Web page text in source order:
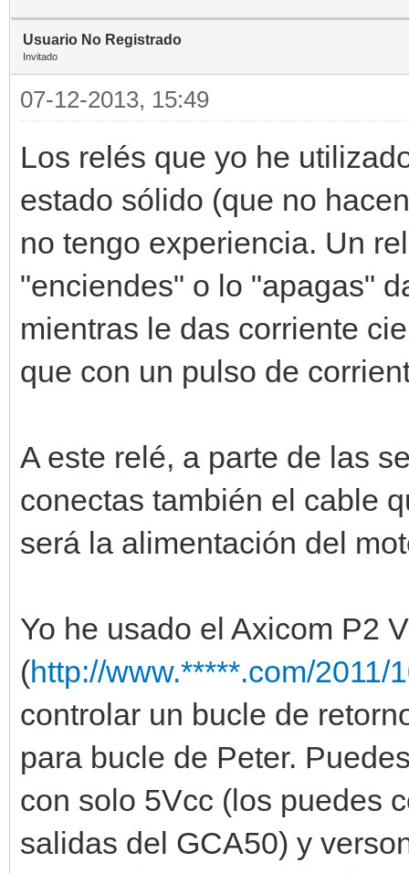
Usuario No Registrado
Invitado
07-12-2013, 15:49
Los relés que yo he
estado sólido (que no
no tengo experiencia. Un
"enciendes" o lo "apagas"
mientras le das corriente
que con un pulso de
A este relé, a parte de las
conectas también el cable
será la alimentación del
Yo he usado el Axicom P2
(http://www.*****.com/
controlar un bucle de
para bucle de Peter.
con solo 5Vcc (los puedes
salidas del GCA50) y